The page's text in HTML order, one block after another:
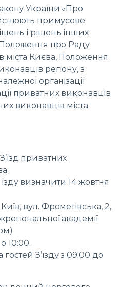
України «Про
примусове
і рішень інших
Положення про Раду
міста Києва, Положення
регіону, з
організації
приватних виконавців
виконавців міста
приватних
визначити 14 жовтня
вул. Фрометівська, 2,
академії
10:00.
гостей З’їзду з 09:00 до